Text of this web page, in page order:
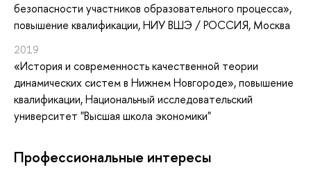
безопасности участников образовательного процесса»,
повышение квалификации, НИУ ВШЭ / РОССИЯ, Москва
2019
«История и современность качественной теории
динамических систем в Нижнем Новгороде», повышение
квалификации, Национальный исследовательский
университет "Высшая школа экономики"
Профессиональные интересы